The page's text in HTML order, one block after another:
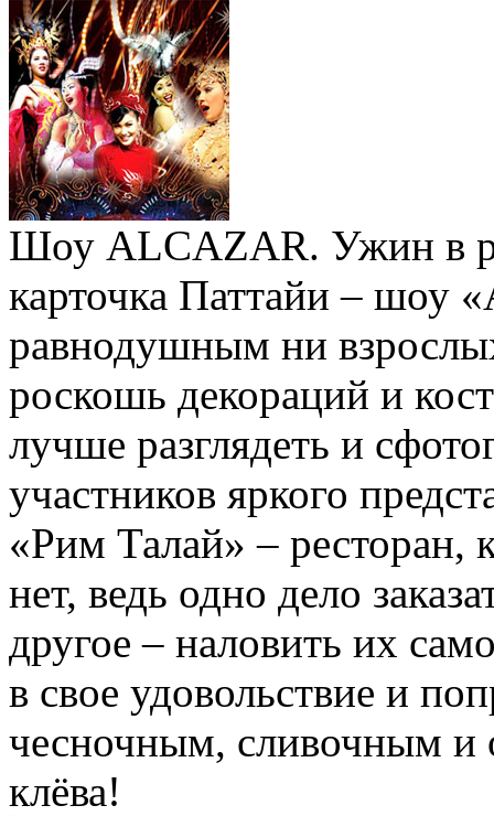
Шоу ALCAZAR. Ужин в
карточка Паттайи – шоу
равнодушным ни
роскошь декораций и
лучше разглядеть и
участников яркого
«Рим Талай» – ресторан,
нет, ведь одно дело
другое – наловить их
в свое удовольствие и
чесночным, сливочным
клёва!